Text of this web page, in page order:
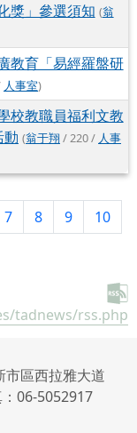
獎」參選須知 (翁
教育「易經羅盤研
人事室)
校教職員福利文教
動 (翁于翔 / 220 / 人事
7 8 9
10
tadnews/rss.php
市區西拉雅大道
06-5052917